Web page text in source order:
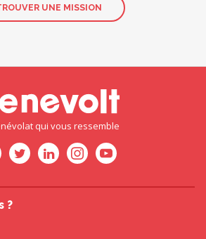
UNE MISSION
qui vous ressemble
?